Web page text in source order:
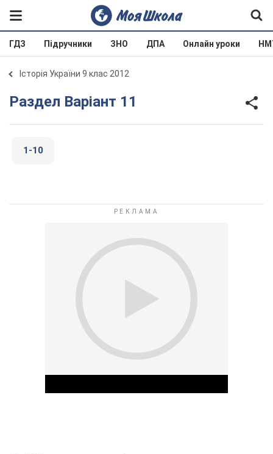
ГДЗ Підручники ЗНО ДПА Онлайн уроки
Історія України 9 клас 2012
Раздел Варіант 11
1-10